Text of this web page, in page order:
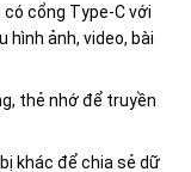
cổng Type-C với
hình ảnh, video, bài
thẻ nhớ để truyền
khác để chia sẻ dữ